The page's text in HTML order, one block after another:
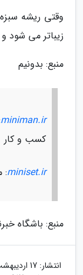
وقتی ریشه
زیباتر می شود
منبع: بدونیم
miniman.ir
کسب و کار
miniset.ir
:
منبع: باشگاه
انتشار: 17 اردیبهشت 1401